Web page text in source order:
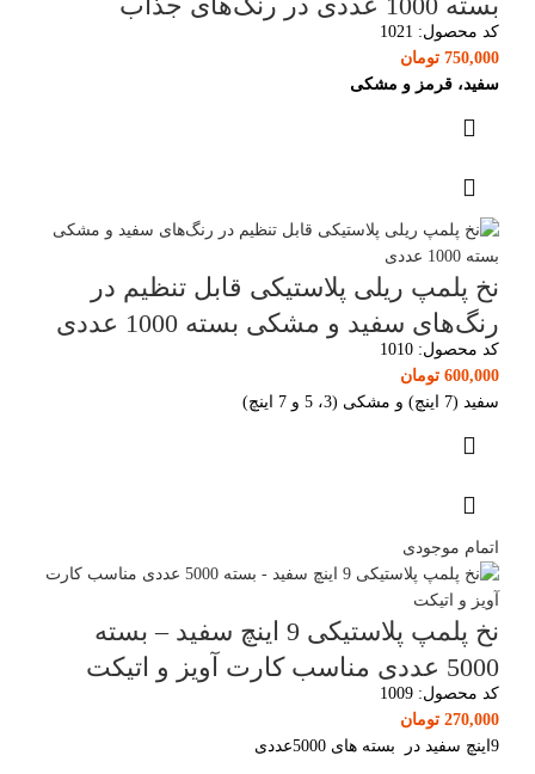
کد محصول: 1021
750,000 تومان
سفید، قرمز و مشکی
نخ پلمپ ریلی پلاستیکی قابل تنظیم در
رنگ‌های سفید و مشکی بسته 1000 عددی
کد محصول: 1010
600,000 تومان
سفید (7 اینچ) و مشکی (3، 5 و 7 اینچ)
اتمام موجودی
نخ پلمپ پلاستیکی 9 اینچ سفید – بسته
5000 عددی مناسب کارت آویز و اتیکت
کد محصول: 1009
270,000 تومان
9اینچ سفید در بسته های 5000عددی